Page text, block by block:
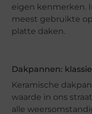
eigen kenmerken.
meest gebruikte
platte daken.
Dakpannen:
Keramische
waarde in ons
alle